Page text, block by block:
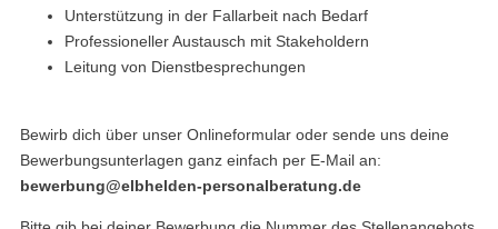
Unterstützung in der Fallarbeit nach Bedarf
Professioneller Austausch mit Stakeholdern
Leitung von Dienstbesprechungen
Bewirb dich über unser Onlineformular oder sende uns deine
Bewerbungsunterlagen ganz einfach per E-Mail an:
bewerbung@elbhelden-personalberatung.de